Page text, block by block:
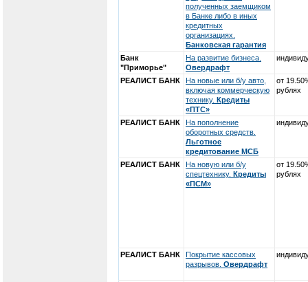
полученных заемщиком
в Банке либо в иных
кредитных
организациях.
Банковская гарантия
Банк
"Приморье"
На развитие бизнеса.
Овердрафт
РЕАЛИСТ БАНК
На новые или б/у авто,
включая коммерческую
технику. Кредиты
«ПТС»
от
рублях
РЕАЛИСТ БАНК
На пополнение
оборотных средств.
Льготное
кредитование МСБ
РЕАЛИСТ БАНК
На новую или б/у
спецтехнику. Кредиты
«ПСМ»
от
рублях
РЕАЛИСТ БАНК
Покрытие кассовых
разрывов. Овердрафт